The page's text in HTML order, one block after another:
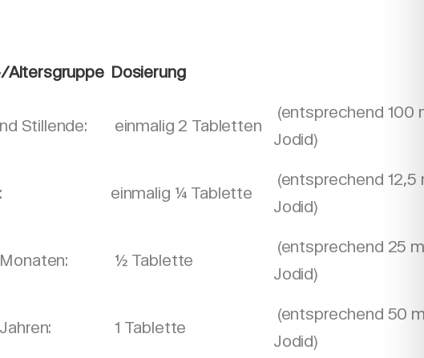
Altersgruppe Dosierung
Stillende: einmalig 2 Tabletten
(entsprechend 100
Jodid)
einmalig ¼ Tablette
(entsprechend 12,5
Jodid)
½ Tablette
(entsprechend 25
Jodid)
1 Tablette
(entsprechend 50
Jodid)